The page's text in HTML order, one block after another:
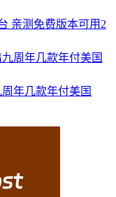
亲测免费版本可用2
年几款年付美国